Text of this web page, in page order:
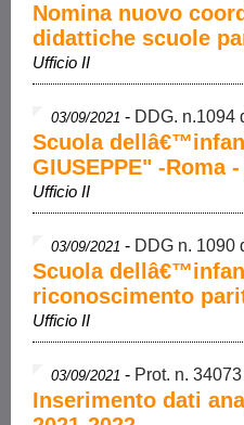
Nomina nuovo
didattiche scuole
Ufficio II
03/09/2021 - DDG. n.1094
Scuola
GIUSEPPE" -Roma
Ufficio II
03/09/2021 - DDG n. 1090
Scuola
riconoscimento
Ufficio II
03/09/2021 - Prot. n.
Inserimento dati